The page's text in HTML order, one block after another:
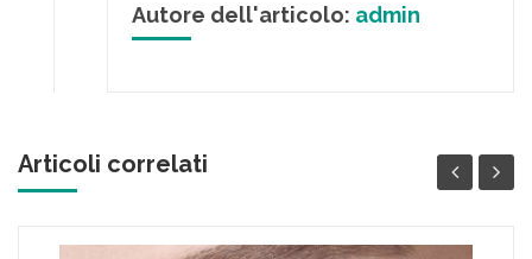
Autore dell'articolo: admin
Articoli correlati